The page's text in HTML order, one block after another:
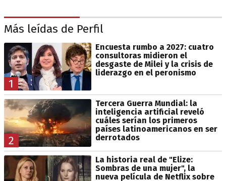
Más leídas de Perfil
1
Encuesta rumbo a 2027: cuatro
consultoras midieron el
desgaste de Milei y la crisis de
liderazgo en el peronismo
2
Tercera Guerra Mundial: la
inteligencia artificial reveló
cuáles serían los primeros
países latinoamericanos en ser
derrotados
La historia real de "Elize:
Sombras de una mujer", la
nueva película de Netflix sobre